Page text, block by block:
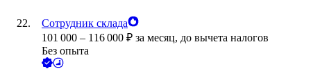
Сотрудник склада
101 000 – 116 000 ₽ за месяц, до вычета налогов
Без опыта